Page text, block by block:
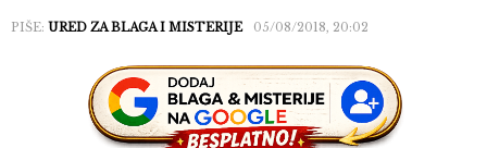
PIŠE: URED ZA BLAGA I MISTERIJE 05/08/2018, 20:02